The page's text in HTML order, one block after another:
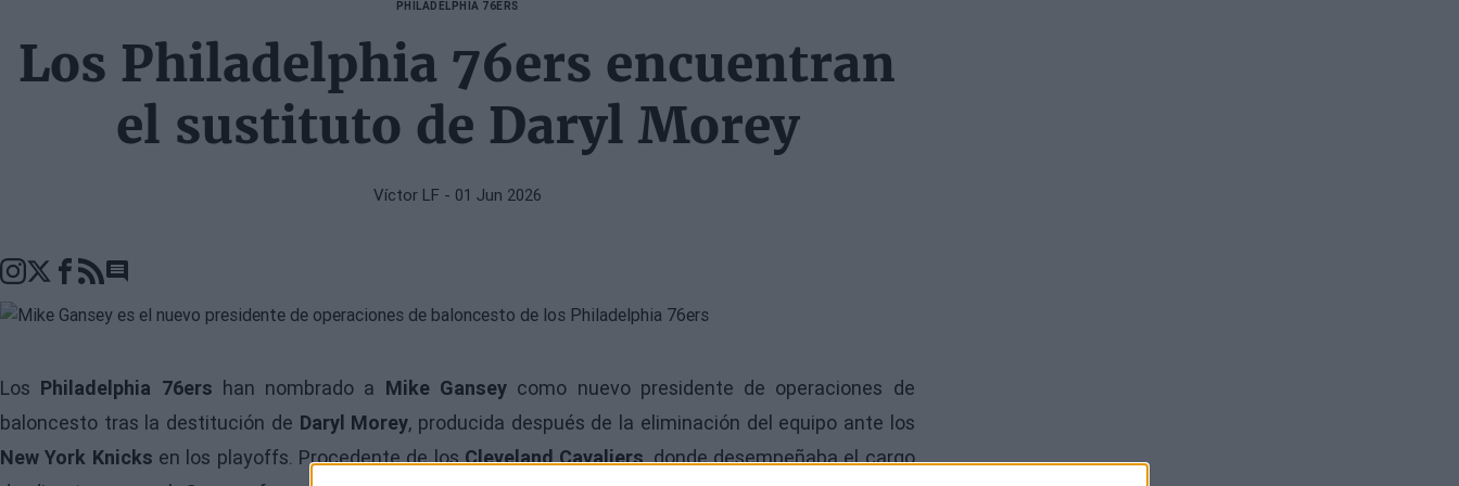
PHILADELPHIA 76ERS
Los Philadelphia 76ers encuentran
el sustituto de Daryl Morey
Víctor LF - 01 Jun 2026
Go to comments seciton
Los Philadelphia 76ers han nombrado a Mike Ganseycomo nuevo presidente de operaciones de
baloncesto tras la destitución de Daryl Morey, producida después de la eliminación del equipo ante los
New York Knicks en los playoffs. Procedente de losCleveland Cavaliers, donde desempeñaba el cargo